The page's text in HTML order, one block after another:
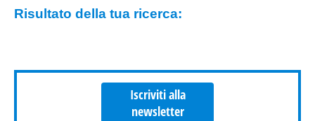
Risultato della tua ricerca:
Iscriviti alla
newsletter